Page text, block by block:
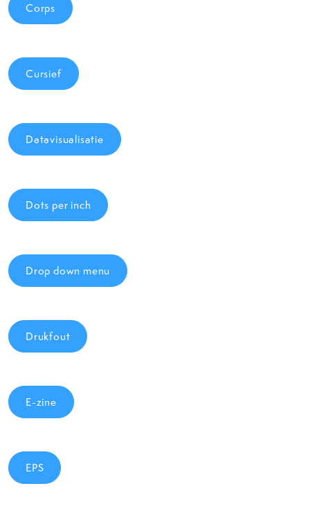
Corps
Cursief
Datavisualisatie
Dots per inch
Drop down menu
Drukfout
E-zine
EPS